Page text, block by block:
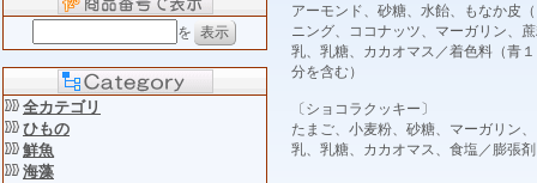
を
全カテゴリ
ひもの
鮮魚
海藻
アーモンド、砂糖、水飴、もなか皮
ニング、ココナッツ、マーガリン、
乳、乳糖、カカオマス／着色料（青
分を含む）
〔ショコラクッキー〕
たまご、小麦粉、砂糖、マーガリン
乳、乳糖、カカオマス、食塩／膨張